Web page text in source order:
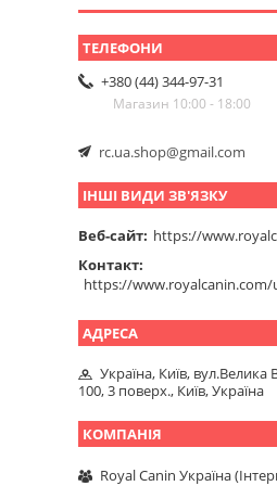
+380 (44) 344-97-31
Магазин 10:00 - 18:00
rc.ua.shop@gmail.com
ІНШІ ВИДИ ЗВ'ЯЗКУ
Веб-сайт https://
Контакт
https://
Україна, Київ, вул.Велика
100, 3 поверх., Київ, Україна
Royal Canin Україна